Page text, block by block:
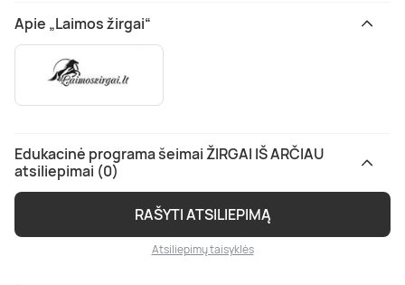
Apie „Laimos žirgai“
Edukacinė programa šeimai ŽIRGAI IŠ ARČIAU
atsiliepimai (0)
RAŠYTI ATSILIEPIMĄ
Atsiliepimų taisyklės